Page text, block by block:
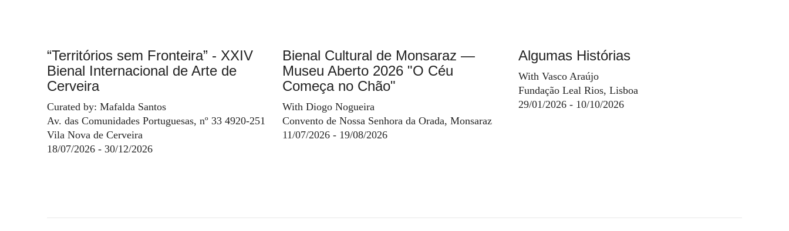
“Territórios sem Fronteira” - XXIV
Bienal Internacional de Arte de
Cerveira
Curated by: Mafalda Santos
Av. das Comunidades Portuguesas, nº 33 4920-251
Vila Nova de Cerveira
18/07/2026 - 30/12/2026
Bienal Cultural de Monsaraz —
Museu Aberto 2026 "O Céu
Começa no Chão"
With Diogo Nogueira
Convento de Nossa Senhora da Orada, Monsaraz
11/07/2026 - 19/08/2026
Algumas Histórias
With Vasco Araújo
Fundação Leal Rios, Lisboa
29/01/2026 - 10/10/2026